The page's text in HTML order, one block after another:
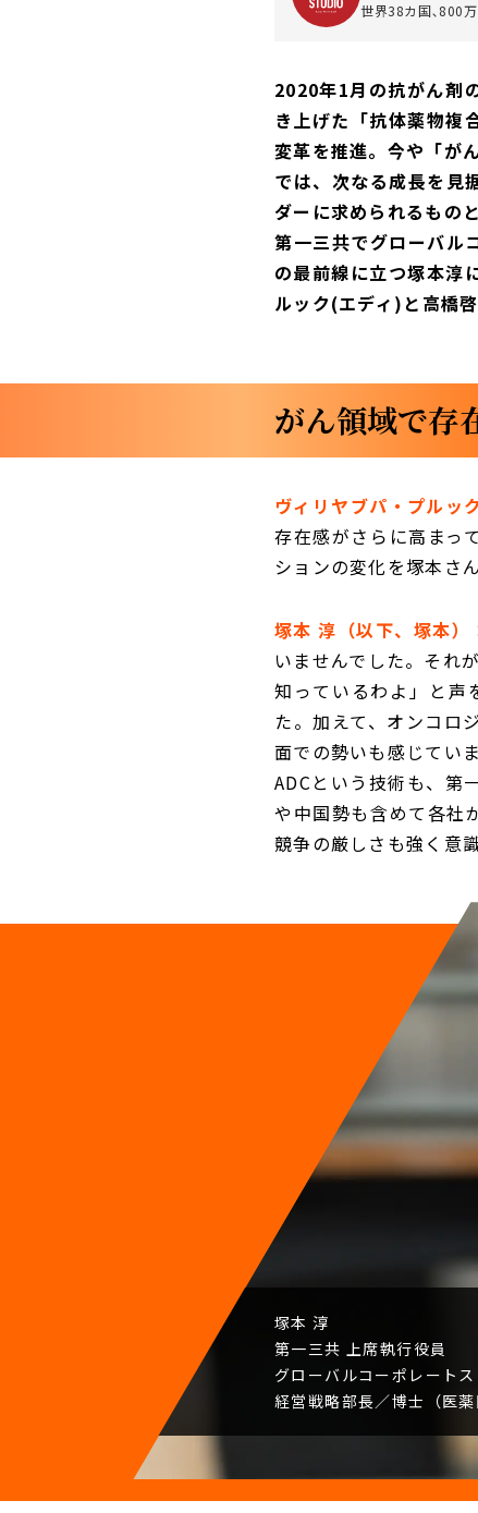
世界38カ国､800
2020年1月の抗がん剤
き上げた「抗体薬物複
変革を推進。今や「が
では、次なる成長を見
ダーに求められるもの
第一三共でグローバル
の最前線に立つ塚本淳
ルック(エディ)と高橋啓
がん領域で存
ヴィリヤブパ・プルッ
存在感がさらに高まっ
ションの変化を塚本さ
塚本 淳（以下、塚本）
いませんでした。それ
知っているわよ」と声
た。加えて、オンコロ
面での勢いも感じていま
ADCという技術も、第
や中国勢も含めて各社
競争の厳しさも強く意
塚本 淳
第一三共 上席執行役員
グローバルコーポレート
経営戦略部長／博士（医薬